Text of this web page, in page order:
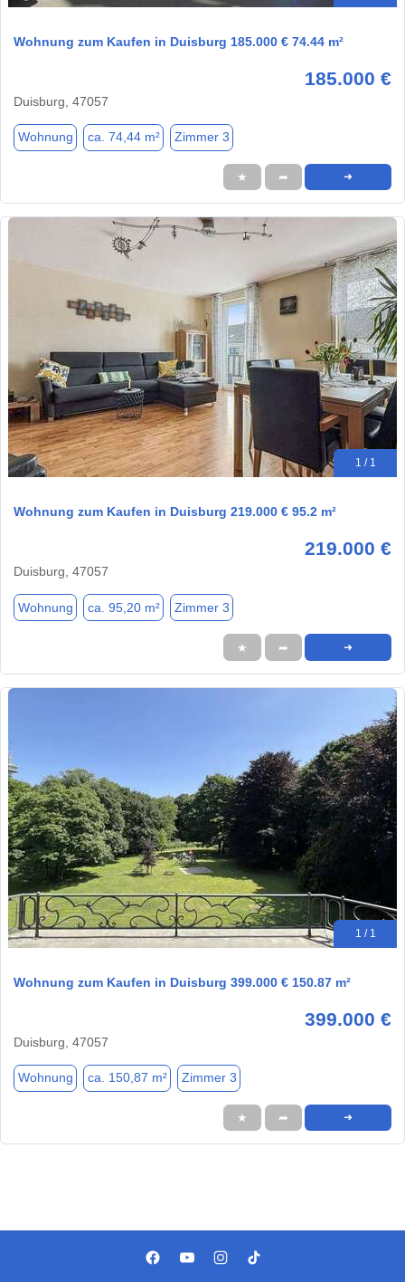
Wohnung zum Kaufen in Duisburg 185.000 € 74.44 m²
185.000 €
Duisburg, 47057
Wohnung ca. 74,44 m² Zimmer 3
★ ➦ ➜
1 / 1
Wohnung zum Kaufen in Duisburg 219.000 € 95.2 m²
219.000 €
Duisburg, 47057
Wohnung ca. 95,20 m² Zimmer 3
★ ➦ ➜
1 / 1
Wohnung zum Kaufen in Duisburg 399.000 € 150.87 m²
399.000 €
Duisburg, 47057
Wohnung ca. 150,87 m² Zimmer 3
★ ➦ ➜